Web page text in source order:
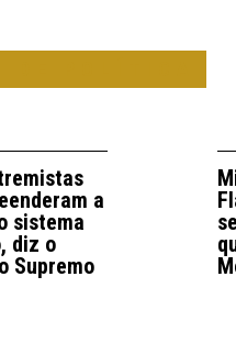
a
sistema
diz o
Supremo